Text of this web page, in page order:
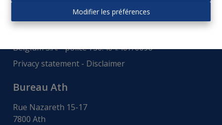
Modifier les préférences
du Luxembourg 16b - 1000 Bruxelles -
Code déontologie.
Belgium S.A. - police 730.404.407/0096
Privacy statement - Disclaimer
Bureau Ath
Rue Nazareth 15-17
7800 Ath